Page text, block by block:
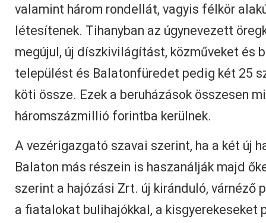
valamint három rondellát, vagyis félkör
létesítenek. Tihanyban az úgynevezett
megújul, új díszkivilágítást, közműveket és
települést és Balatonfüredet pedig két 25
köti össze. Ezek a beruházások összesen
háromszázmillió forintba kerülnek.
A vezérigazgató szavai szerint, ha a két új
Balaton más részein is haszanálják majd
szerint a hajózási Zrt. új kiránduló, várnéző
a fiatalokat bulihajókkal, a kisgyerekeseket